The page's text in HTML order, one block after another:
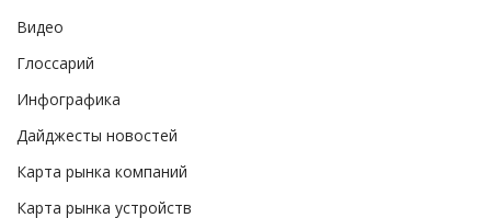
Видео
Глоссарий
Инфографика
Дайджесты новостей
Карта рынка компаний
Карта рынка устройств